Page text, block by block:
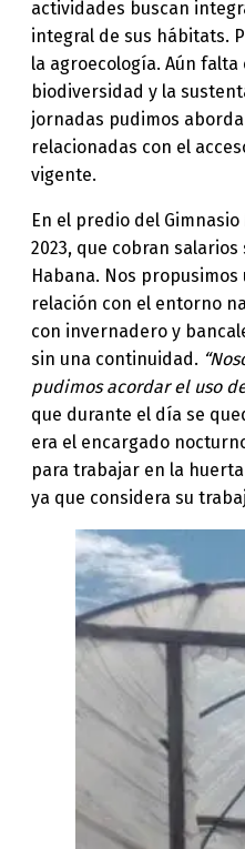
actividades buscan
integral de sus hábitats.
la agroecología. Aún
biodiversidad y la
jornadas pudimos
relacionadas con el
vigente.
En el predio del
2023, que cobran
Habana. Nos
relación con el entorno
con invernadero y
sin una continuidad.
pudimos acordar el uso
que durante el día se
era el encargado
para trabajar en la
ya que considera su